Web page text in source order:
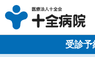
受診予